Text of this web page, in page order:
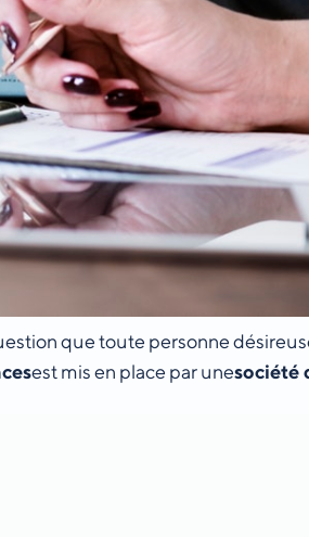
que toute personne
est mis en place par unesociété